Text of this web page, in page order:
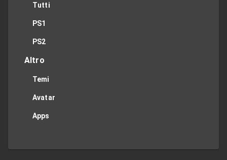
Tutti
PS1
PS2
Altro
Temi
Avatar
Apps